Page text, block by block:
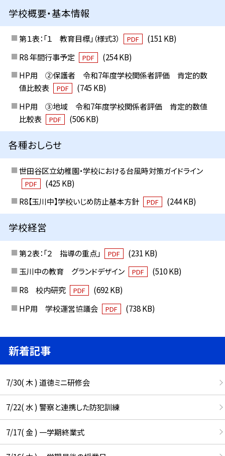
学校概要・基本情報
第１表：「１ 教育目標」（様式3） PDF
(151 KB)
R8 年間行事予定
PDF
(254 KB)
HP用 ②保護者 令和7年度学校関係者評価 肯定的数
値比較表
PDF
(745 KB)
HP用 ③地域 令和7年度学校関係者評価 肯定的数値
比較表
PDF (506 KB)
各種おしらせ
世田谷区立幼稚園・学校における台風時対策ガイドライン
PDF
(425 KB)
R8【玉川中】学校いじめ防止基本方針
PDF (244 KB)
学校経営
第２表：「２ 指導の重点」 PDF
(231 KB)
玉川中の教育 グランドデザイン
PDF
(510 KB)
R8 校内研究
PDF
(692 KB)
HP用 学校運営協議会
PDF (738 KB)
新着記事
7/30( 木 ) 道徳ミニ研修会
7/22( 水 ) 警察と連携した防犯訓練
7/17( 金 ) 一学期終業式